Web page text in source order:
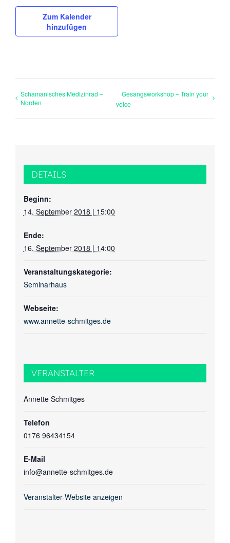
Zum Kalender
hinzufügen
Schamanisches Medizinrad –
Norden
Gesangsworkshop – Train your
voice
DETAILS
Beginn:
14. September 2018 | 15:00
Ende:
16. September 2018 | 14:00
Veranstaltungskategorie:
Seminarhaus
Webseite:
www.annette-schmitges.de
VERANSTALTER
Annette Schmitges
Telefon
0176 96434154
E-Mail
info@annette-schmitges.de
Veranstalter-Website anzeigen